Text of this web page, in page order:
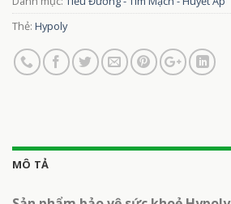
Thẻ: Hypoly
MÔ TẢ